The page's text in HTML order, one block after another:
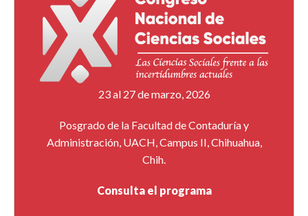
23 al 27 de marzo, 2026
Posgrado de la Facultad de Contaduría y
Administración, UACH, Campus II, Chihuahua,
Chih.
Consulta el programa